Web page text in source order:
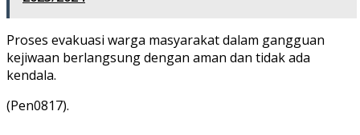
Proses evakuasi warga masyarakat dalam gangguan
kejiwaan berlangsung dengan aman dan tidak ada
kendala.
(Pen0817).